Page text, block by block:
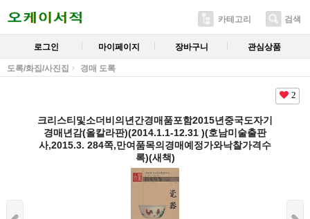
카테고리 검색
로그인 마이페이지 장바구니 관심상품
도록/화집/사진집 경매 도록
2
크리스티및소더비의년간경매품포함2015년중국도자기
경매년감(올칼라판)(2014.1.1-12.31 )(호남미술출판
사,2015.3. 284쪽,만여품목의경매예정가와낙찰가격수
록)(새책)